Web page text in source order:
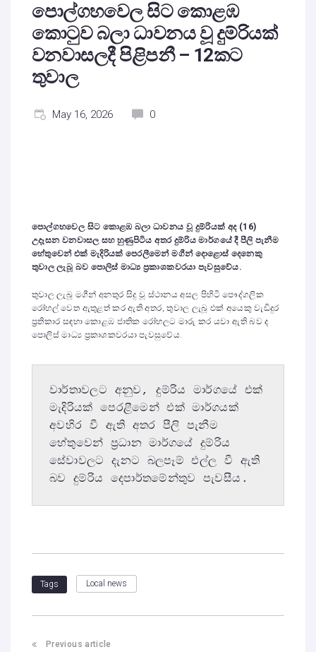
පොල්ගහවෙල සිට කොළඹ
කොටුව බලා ධාවනය වූ දුම්රියක්
වනවාසලදී පිළිපනී – 12කට
තුවාල
May 16, 2026 0
පොල්ගහවෙල සිට කොළඹ බලා ධාවනය වූ දුම්රියක් අද (16)
උදෑසන වනවාසල සහ හුණුපිටිය අතර දුම්රිය මාර්ගයේ දී පීලි පැනීම
හේතුවෙන් එක් මැදිරියක් පෙරලීමෙන් මගීන් දොළොස් දෙනෙකු
තුවාල ලැබූ බව පොලිස් මාධ්‍ය ප්‍රකාශකවරයා පැවසුවේය.
තුවාල ලැබූ මගීන් අනතුර සිදු වූ ස්ථානය අසල පිහිටි පෞද්ගලික
රෝහල් වෙත ඇතුළත් කර ඇති අතර, තුවාල ලැබූ එක් අයෙකු වැඩිදුර
ප්‍රතිකාර සඳහා කොළඹ ජාතික රෝහලට මාරු කර යවා ඇති බව ද
පොලිස් මාධ්‍ය ප්‍රකාශකවරයා පැවසුවේය.
වාර්තාවලට අනුව, දුම්රිය මාර්ගයේ එක්
මැදිරියක් පෙරළීමෙන් එක් මාර්ගයක්
අවහිර වී ඇති අතර පීලි පැනීම
හේතුවෙන් ප්‍රධාන මාර්ගයේ දුම්රිය
සේවාවලට දැනට බලපෑම් එල්ල වී ඇති
බව දුම්රිය දෙපාර්තමේන්තුව පැවසීය.
Tags Local news
Previous article